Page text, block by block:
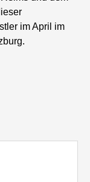
im April im